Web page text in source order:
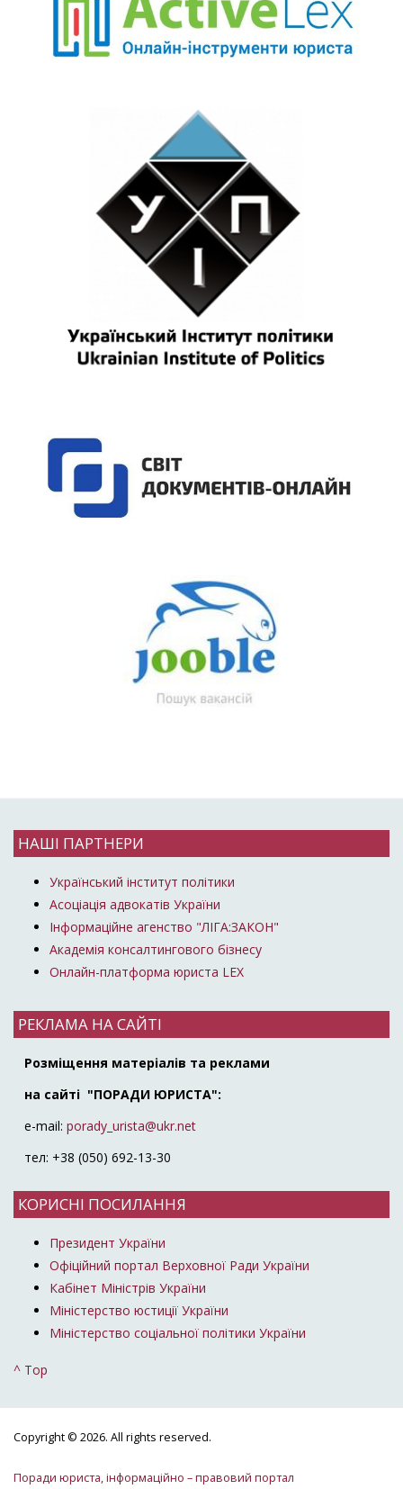
НАШІ ПАРТНЕРИ
Український інститут політики
Асоціація адвокатів України
Інформаційне агенство "ЛІГА:ЗАКОН"
Академія консалтингового бізнесу
Онлайн-платформа юриста LEX
РЕКЛАМА НА САЙТІ
Розміщення матеріалів та реклами
на сайті "ПОРАДИ ЮРИСТА":
e-mail: porady_urista@ukr.net
тел: +38 (050) 692-13-30
КОРИСНІ ПОСИЛАННЯ
Президент України
Офіційний портал Верховної Ради України
Кабінет Міністрів України
Міністерство юстиції України
Міністерство соціальної політики України
^ Top
Copyright © 2026. All rights reserved.
Поради юриста, інформаційно – правовий портал